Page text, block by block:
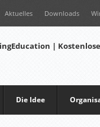
Aktuelles Downloads
Die Idee